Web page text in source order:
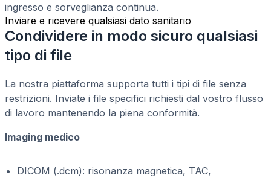
ingresso e sorveglianza continua.
Inviare e ricevere qualsiasi dato sanitario
Condividere in modo sicuro qualsiasi
tipo di file
La nostra piattaforma supporta tutti i tipi di file senza
restrizioni. Inviate i file specifici richiesti dal vostro flusso
di lavoro mantenendo la piena conformità.
Imaging medico
DICOM (.dcm): risonanza magnetica, TAC,